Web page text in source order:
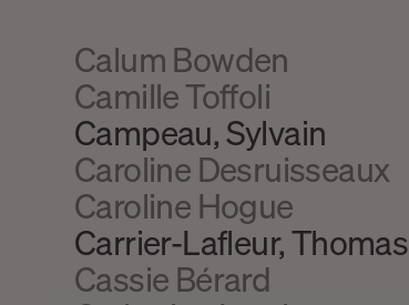
Calum Bowden
Camille Toffoli
Campeau, Sylvain
Caroline Desruisseaux
Caroline Hogue
Carrier-Lafleur, Thomas
Cassie Bérard